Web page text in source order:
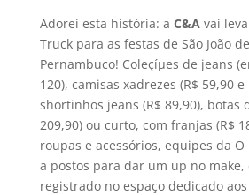
Adorei esta história: a C&Avai
Truck para as festas de São João
Pernambuco! Coleçíµes de jeans
120), camisas xadrezes (R$ 59,90 e
shortinhos jeans (R$ 89,90), botas
209,90) ou curto, com franjas (R$
roupas e acessórios, equipes da
a postos para dar um up no
registrado no espaço dedicado